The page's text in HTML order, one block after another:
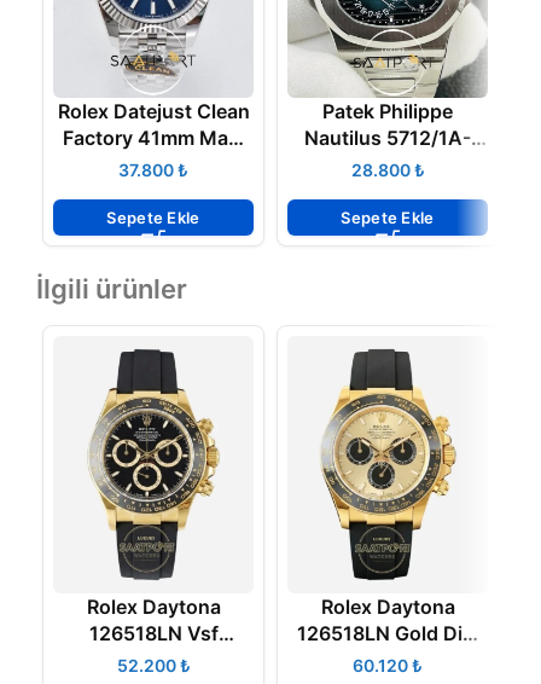
Rolex Datejust Clean
Factory 41mm Mavi
Kadran 904L Jubile
ETA
₺
Sepete Ekle
Patek Philippe
Nautilus 5712/1A-
001 V1₺
Sepete Ekle
İlgili ürünler
Rolex Daytona
126518LN Vsf
Factory 4131 Super
₺
Rolex Daytona
126518LN Gold Dial
Oysterflex VSF₺